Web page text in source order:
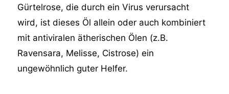
Gürtelrose, die durch ein Virus verursacht
wird, ist dieses Öl allein oder auch kombiniert
mit antiviralen ätherischen Ölen (z.B.
Ravensara, Melisse, Cistrose) ein
ungewöhnlich guter Helfer.